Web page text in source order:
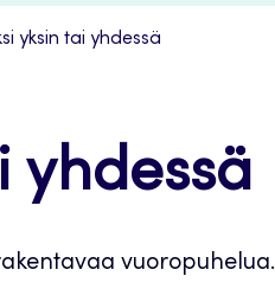
yksin tai yhdessä
yhdessä
vuoropuhelua.